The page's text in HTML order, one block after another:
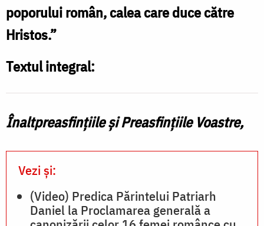
poporului român, calea care duce către
Hristos.”
Textul integral:
Înaltpreasfințiileși Preasfințiile Voastre,
Vezi și:
(Video) Predica Părintelui Patriarh
Daniel la Proclamarea generală a